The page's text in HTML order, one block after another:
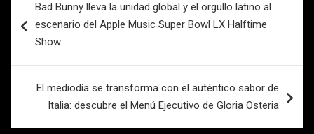
de
entradas
Bad Bunny lleva la unidad global y el orgullo latino al
escenario del Apple Music Super Bowl LX Halftime
Show
El mediodía se transforma con el auténtico sabor de
Italia: descubre el Menú Ejecutivo de Gloria Osteria